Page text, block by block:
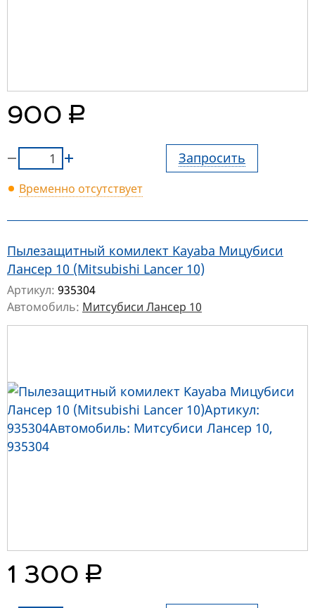
900 руб.
Запросить
Временно отсутствует
Пылезащитный комилект Kayaba Мицубиси
Лансер 10 (Mitsubishi Lancer 10)
Артикул: 935304
Автомобиль: Митсубиси Лансер 10
1 300 руб.